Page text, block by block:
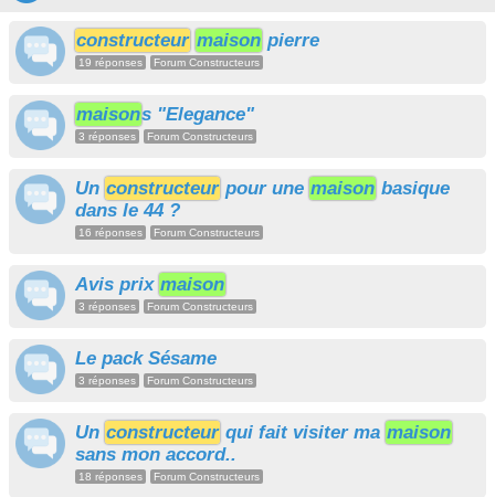
constructeur maison pierre
19 réponses Forum Constructeurs
maisons "Elegance"
3 réponses Forum Constructeurs
Un constructeur pour une maison basique
dans le 44 ?
16 réponses Forum Constructeurs
Avis prix maison
3 réponses Forum Constructeurs
Le pack Sésame
3 réponses Forum Constructeurs
Un constructeur qui fait visiter ma maison
sans mon accord..
18 réponses Forum Constructeurs